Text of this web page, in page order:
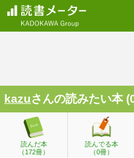
kazuさんの読みたい本
読んだ本
（172冊）
読んでる本
（0冊）